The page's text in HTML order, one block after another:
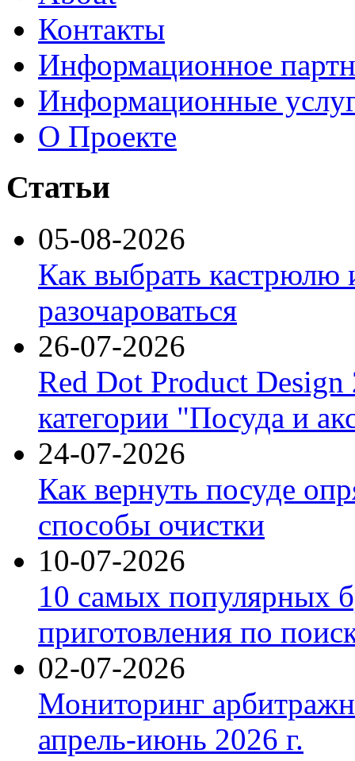
Контакты
Информационное
Информационные
О Проекте
Статьи
05-08-2026
Как выбрать кастрюлю
разочароваться
26-07-2026
Red Dot Product Design
категории "Посуда и
24-07-2026
Как вернуть посуде
способы очистки
10-07-2026
10 самых популярных
приготовления по
02-07-2026
Мониторинг
апрель-июнь 2026 г.